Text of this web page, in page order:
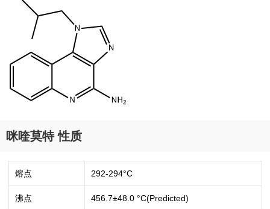
咪喹莫特 性质
熔点 292-294°C
沸点 456.7±48.0 °C(Predicted)